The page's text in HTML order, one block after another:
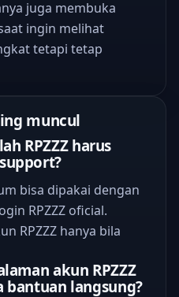
juga membuka
ingin melihat
tetapi tetap
muncul
RPZZZ harus
bisa dipakai dengan
RPZZZ oficial.
RPZZZ hanya bila
akun RPZZZ
langsung?